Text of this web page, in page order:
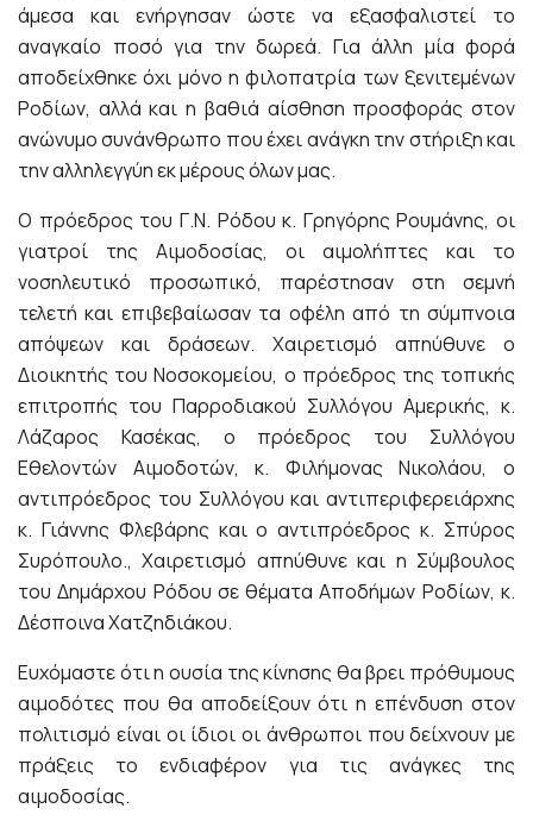
άμεσα και ενήργησαν ώστε να εξασφαλιστεί το
αναγκαίο ποσό για την δωρεά. Για άλλη μία φορά
αποδείχθηκε όχι μόνο η φιλοπατρία των ξενιτεμένων
Ροδίων, αλλά και η βαθιά αίσθηση προσφοράς στον
ανώνυμο συνάνθρωπο που έχει ανάγκη την στήριξη και
την αλληλεγγύη εκ μέρους όλων μας.
Ο πρόεδρος του Γ.Ν. Ρόδου κ. Γρηγόρης Ρουμάνης, οι
γιατροί της Αιμοδοσίας, οι αιμολήπτες και το
νοσηλευτικό προσωπικό, παρέστησαν στη σεμνή
τελετή και επιβεβαίωσαν τα οφέλη από τη σύμπνοια
απόψεων και δράσεων. Χαιρετισμό απηύθυνε ο
Διοικητής του Νοσοκομείου, ο πρόεδρος της τοπικής
επιτροπής του Παρροδιακού Συλλόγου Αμερικής, κ.
Λάζαρος Κασέκας, ο πρόεδρος του Συλλόγου
Εθελοντών Αιμοδοτών, κ. Φιλήμονας Νικολάου, ο
αντιπρόεδρος του Συλλόγου και αντιπεριφερειάρχης
κ. Γιάννης Φλεβάρης και ο αντιπρόεδρος κ. Σπύρος
Συρόπουλο., Χαιρετισμό απηύθυνε και η Σύμβουλος
του Δημάρχου Ρόδου σε θέματα Αποδήμων Ροδίων, κ.
Δέσποινα Χατζηδιάκου.
Ευχόμαστε ότι η ουσία της κίνησης θα βρει πρόθυμους
αιμοδότες που θα αποδείξουν ότι η επένδυση στον
πολιτισμό είναι οι ίδιοι οι άνθρωποι που δείχνουν με
πράξεις το ενδιαφέρον για τις ανάγκες της
αιμοδοσίας.